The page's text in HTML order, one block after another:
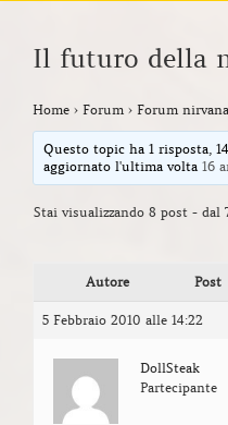
Il futuro della
Home › Forum › Forum
Questo topic ha 1 risposta,
aggiornato l'ultima volta16
Stai visualizzando 8 post - dal
Autore Post
5 Febbraio 2010 alle 14:22
DollSteak
Partecipante